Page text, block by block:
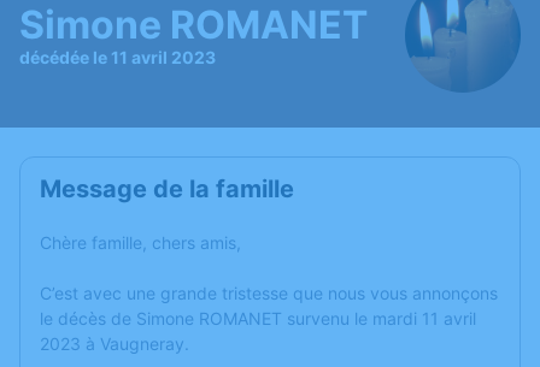
Simone ROMANET
décédée le 11 avril 2023
Message de la famille
Chère famille, chers amis,
C’est avec une grande tristesse que nous vous annonçons
le décès de Simone ROMANET survenu le mardi 11 avril
2023 à Vaugneray.